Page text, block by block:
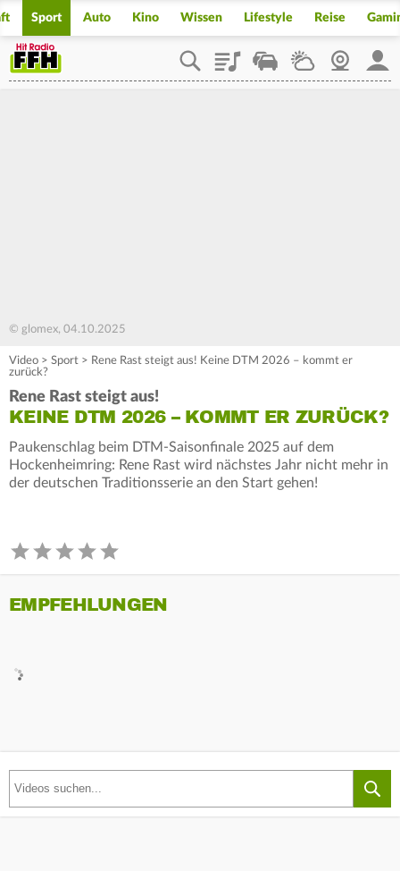
Sport Auto Kino Wissen Lifestyle Reise
PlaylistStaupilotWetterWebcam
© glomex, 04.10.2025
Video > Sport > Rene Rast steigt aus! Keine DTM 2026 – kommt er
zurück?
Rene Rast steigt aus!
KEINE DTM 2026 – KOMMT ER ZURÜCK?
Paukenschlag beim DTM-Saisonfinale 2025 auf dem
Hockenheimring: Rene Rast wird nächstes Jahr nicht mehr in
der deutschen Traditionsserie an den Start gehen!
EMPFEHLUNGEN